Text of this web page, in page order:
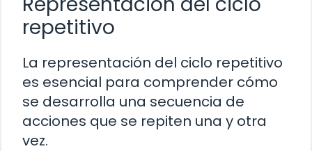
repetitivo
La representación del ciclo repetitivo
es esencial para comprender cómo
se desarrolla una secuencia de
acciones que se repiten una y otra
vez.